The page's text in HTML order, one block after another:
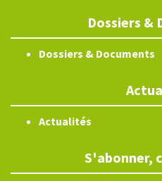
Dossiers &
Dossiers & Documents
Actualités
S'abonner,